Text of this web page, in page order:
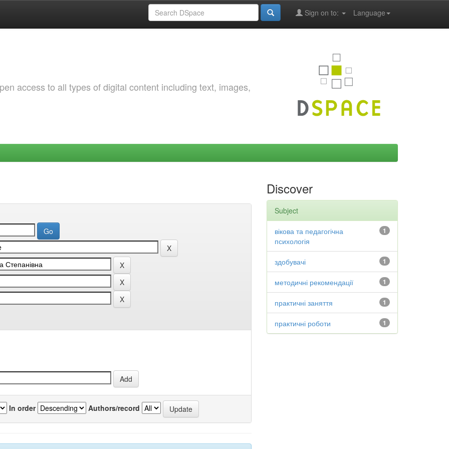
Language
Sign on to:
access to all types of digital content including text, images,
In order Authors/record
Discover
Subject
1
вікова та педагогічна
психологія
1
здобувачі
1
методичні рекомендації
1
практичні заняття
1
практичні роботи